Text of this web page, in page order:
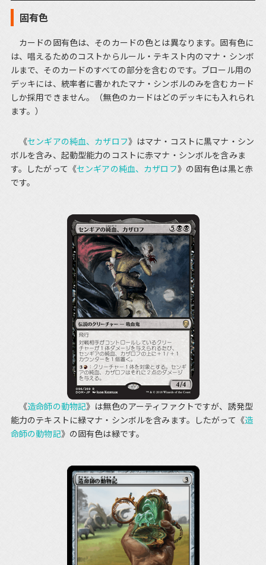
固有色
カードの固有色は、そのカードの色とは異なります。固有色に
は、唱えるためのコストからルール・テキスト内のマナ・シンボ
ルまで、そのカードのすべての部分を含むのです。ブロール用の
デッキには、統率者に書かれたマナ・シンボルのみを含むカード
しか採用できません。（無色のカードはどのデッキにも入れられ
ます。）
《センギアの純血、カザロフ》はマナ・コストに黒マナ・シン
ボルを含み、起動型能力のコストに赤マナ・シンボルを含みま
す。したがって《センギアの純血、カザロフ》の固有色は黒と赤
です。
《造命師の動物記》は無色のアーティファクトですが、誘発型
能力のテキストに緑マナ・シンボルを含みます。したがって《造
命師の動物記》の固有色は緑です。